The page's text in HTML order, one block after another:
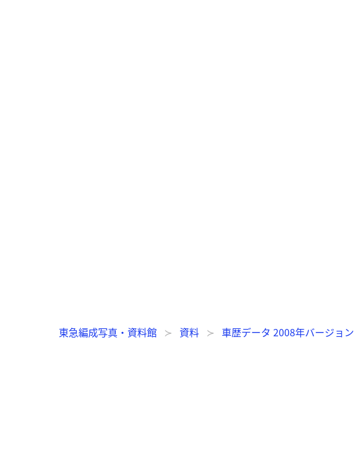
東急編成写真・資料館 資料 車歴データ 2008年バージョン